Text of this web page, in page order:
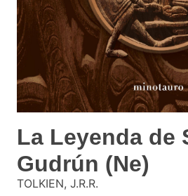
La Leyenda de
Gudrún (Ne)
TOLKIEN, J.R.R.